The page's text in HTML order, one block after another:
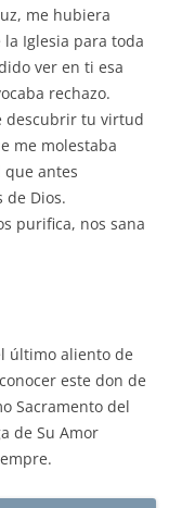
me hubiera
Iglesia para toda
ver en ti esa
rechazo.
descubrir tu virtud
me molestaba
que antes
de Dios.
purifica, nos sana
último aliento de
este don de
Sacramento del
de Su Amor